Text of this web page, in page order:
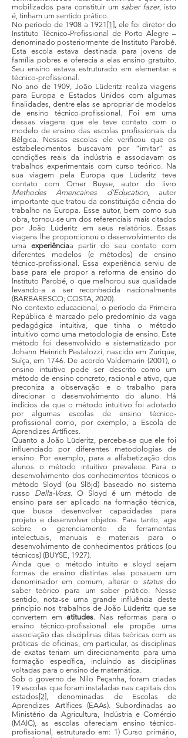
mobilizados para constituir um saber fazer, isto
é, tinham um sentido prático.
No período de 1908 a 1921 [1], ele foi diretor do
Instituto Técnico-Profissional de Porto Alegre –
denominado posteriormente de Instituto Parobé.
Esta escola estava destinada para jovens de
família pobres e oferecia a elas ensino gratuito.
Seu ensino estava estruturado em elementar e
técnico-profissional.
No ano de 1909, João Lüderitz realiza viagens
para Europa e Estados Unidos com algumas
finalidades, dentre elas se apropriar de modelos
de ensino técnico-profissional. Foi em uma
dessas viagens que ele teve contato com o
modelo de ensino das escolas profissionais da
Bélgica. Nessas escolas ele verificou que os
estabelecimentos buscavam por “imitar” as
condições reais da indústria e associavam os
trabalhos experimentais com curso teórico. Na
sua viagem pela Europa que Lüderitz teve
contato com Omer Buyse, autor do livro
Methodes Americaines d’Education, autor
importante que tratou da constituição ciência do
trabalho na Europa. Esse autor, bem como sua
obra, tornou-se um dos referenciais mais citados
por João Lüderitz em seus relatórios. Essas
viagens lhe proporcionou o desenvolvimento de
uma experiênciaa partir do seu contato com
diferentes modelos (e métodos) de ensino
técnico-profissional. Essa experiência serviu de
base para ele propor a reforma de ensino do
Instituto Parobé, o que melhorou sua qualidade
levando-a a ser reconhecida nacionalmente
(BARBARESCO; COSTA, 2020).
No contexto educacional, o período da Primeira
República é marcado pelo predomínio da vaga
pedagógica intuitiva, que tinha o método
intuitivo como uma metodologia de ensino. Este
método foi desenvolvido e sistematizado por
Johann Heinrich Pestalozzi, nascido em Zurique,
Suíça, em 1746. De acordo Valdemarin (2001), o
ensino intuitivo pode ser descrito como um
método de ensino concreto, racional e ativo, que
preconiza a observação e o trabalho para
direcionar o desenvolvimento do aluno. Há
indícios de que o método intuitivo foi adotado
por algumas escolas de ensino técnico-
profissional como, por exemplo, a Escola de
Aprendizes Artífices.
Quanto a João Lüderitz, percebe-se que ele foi
influenciado por diferentes metodologias de
ensino. Por exemplo, para a alfabetização dos
alunos o método intuitivo prevalece. Para o
desenvolvimento dos conhecimentos técnicos o
método Sloyd (ou Slöjd) baseado no sistema
russo Della-Voss. O Sloyd é um método de
ensino para ser aplicado na formação técnica,
que busca desenvolver capacidades para
projeto e desenvolver objetos. Para tanto, age
sobre o gerenciamento de ferramentas
intelectuais, manuais e materiais para o
desenvolvimento de conhecimentos práticos (ou
técnicos) (BUYSE, 1927).
Ainda que o método intuito e sloyd sejam
formas de ensino distintas elas possuem um
denominador em comum, alterar o statusdo
saber teórico para um saber prático. Nesse
sentido, nota-se uma grande influência deste
princípio nos trabalhos de João Lüderitz que se
convertem em atitudes. Nas reformas para o
ensino técnico-profissional ele propõe uma
associação das disciplinas ditas teóricas com as
práticas de oficinas, em particular, as disciplinas
de exatas teriam um direcionamento para uma
formação específica, incluindo as disciplinas
voltadas para o ensino de matemática.
Sob o governo de Nilo Peçanha, foram criadas
19 escolas que foram instaladas nas capitais dos
estados[2], denominadas de Escolas de
Aprendizes Artífices (EAAs). Subordinadas ao
Ministério da Agricultura, Indústria e Comércio
(MAIC), as escolas ofereciam ensino técnico-
profissional, estruturado em: 1) Curso primário,